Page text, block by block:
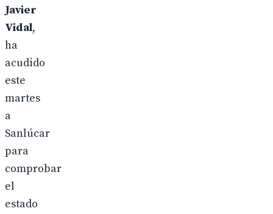
Javier
Vidal,
ha
acudido
este
martes
a
Sanlúcar
para
comprobar
el
estado